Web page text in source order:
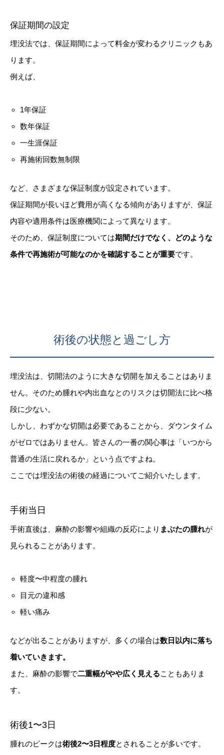
保証期間の設定
埋没法では、保証期間によって料金が変わるクリニックもあ
ります。
例えば、
1年保証
数年保証
一生涯保証
再施術回数無制限
など、さまざまな保証制度が設定されています。
保証期間が長いほど費用が高くなる傾向がありますが、保証
内容や適用条件は医療機関によって異なります。
そのため、保証制度については期間だけでなく、どのような
条件で再施術が可能なのかを確認することが重要です。
術後の状態と過ごし方
埋没法は、切開法のように大きな切開を加えることはありま
せん。そのため腫れや内出血なとのリスクは切開法に比べ格
段に少ない。
しかし、わずかな切開は必要であることから、ダウンタイム
がゼロではありません。皆さんの一番の関心事は「いつから
普通の生活に戻れるか」という点ですよね。
ここでは埋没法の術後の経過についてご紹介いたします。
手術当日
手術直後は、麻酔の影響や組織の反応により まぶたの腫れが
見られることがあります。
軽度〜中程度の腫れ
目元の違和感
軽い痛み
などが出ることがありますが、多くの場合は数日以内に落ち
着いていきます。
また、麻酔の影響で二重幅がやや広く見えることもありま
す。
術後1〜3日
腫れのピークは術後2〜3日程度とされることが多いです。